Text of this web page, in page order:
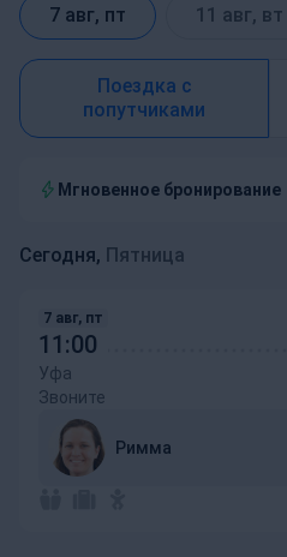
7 авг, пт
11 авг, вт
Поездка с
попутчиками
Мгновенное бронирование
Сегодня, Пятница
11:00
7 авг, пт
Уфа
Звоните
Римма